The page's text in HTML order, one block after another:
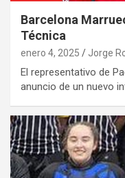
Barcelona
Técnica
enero 4, 2025 Jorge
El representativo de
anuncio de un nuevo